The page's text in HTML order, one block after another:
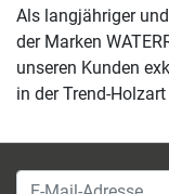
Als langjähriger
der Marken
unseren Kunden
in der Trend-
E-Mail-Adresse